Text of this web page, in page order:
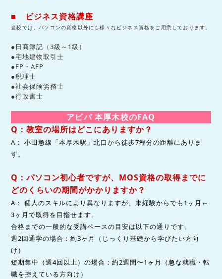
■ ビジネス資格講座
当校では、パソコンの資格以外にも様々なビジネス資格をご用意しております。
●日商簿記（3級～1級）
●宅地建物取引士
●FP・AFP
●税理士
●社会保険労務士
●行政書士
アビバ 本厚木校のFAQ
Q：教室の場所はどこにありますか？
A： 小田急線「本厚木駅」北口から徒歩7程分の距離にありま
す。
Q：パソコン初心者ですが、MOS資格の取得までに
どのくらいの期間がかかりますか？
A： 個人のスキルにより異なりますが、未経験からでも1ヶ月～
3ヶ月で取得を目指せます。
合格までの一般的な受講ペースの目安は以下の通りです。
週2回通学の場合：約3ヶ月（じっくり基礎から学びたい方向
け）
短期集中（週4回以上）の場合：約2週間〜1ヶ月（急な就職・転
職を控えている方向け）